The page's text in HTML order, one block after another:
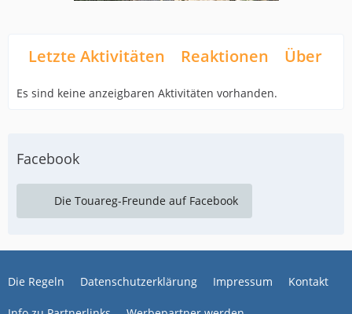
Letzte Aktivitäten Reaktionen Über
Es sind keine anzeigbaren Aktivitäten vorhanden.
Facebook
Die Touareg-Freunde auf Facebook
Die Regeln Datenschutzerklärung Impressum Kontakt